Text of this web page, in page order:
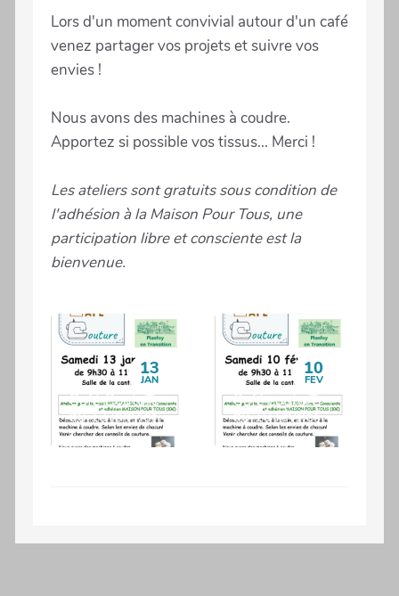
Lors d'un moment convivial autour d'un café
venez partager vos projets et suivre vos
envies !
Nous avons des machines à coudre.
Apportez si possible vos tissus... Merci !
Les ateliers sont gratuits sous condition de
l'adhésion à la Maison Pour Tous, une
participation libre et consciente est la
bienvenue.
13
JAN
Café Couture
du 13 janvier
10
FEV
Café couture
du 10 février